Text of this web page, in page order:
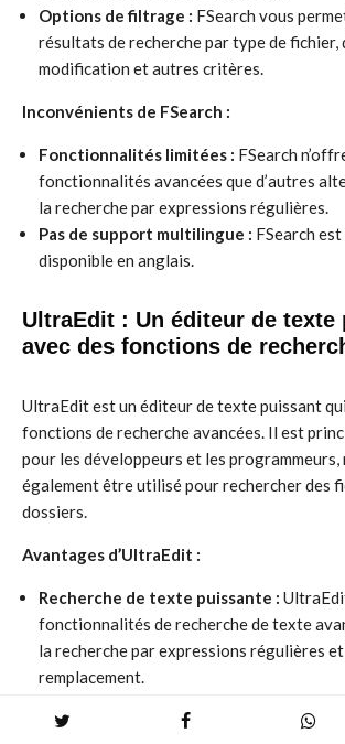
Options de filtrage : FSearch vous
résultats de recherche par type de fichier,
modification et autres critères.
Inconvénients de FSearch :
Fonctionnalités limitées : FSearch
fonctionnalités avancées que d’autres
la recherche par expressions régulières.
Pas de support multilingue : FSearch
disponible en anglais.
UltraEdit : Un éditeur de texte
avec des fonctions de
UltraEdit est un éditeur de texte puissant
fonctions de recherche avancées. Il est
pour les développeurs et les programmeurs,
également être utilisé pour rechercher des
dossiers.
Avantages d’UltraEdit :
Recherche de texte puissante :
fonctionnalités de recherche de texte
la recherche par expressions régulières
remplacement.
une large gamme de langages de